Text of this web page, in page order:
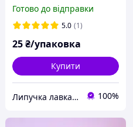
Готово до відправки
5.0 (1)
25₴/упаковка
Купити
Липучка лавка кондитера 100%